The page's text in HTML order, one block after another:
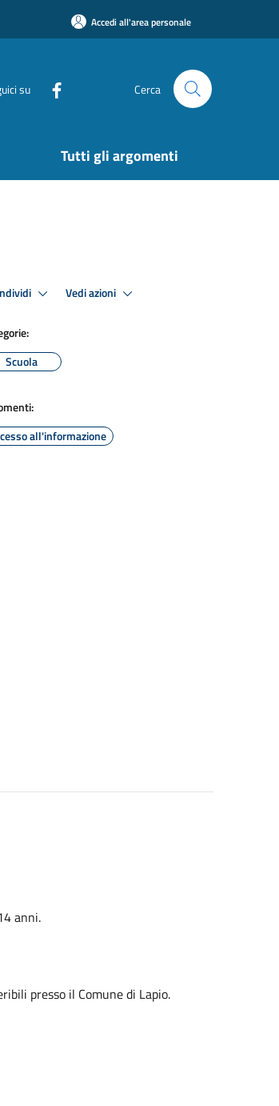
Accedi all'area personale
su Cerca
Tutti gli argomenti
Vedi azioni
Scuola
all'informazione
anni.
presso il Comune di Lapio.